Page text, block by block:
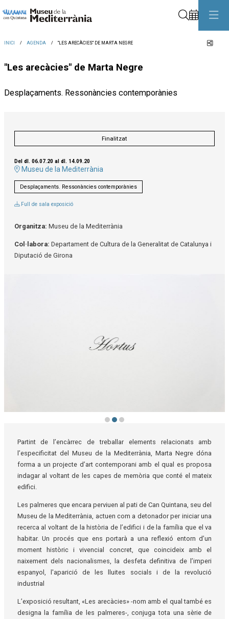
INICI AGENDA "LES ARECÀCIES" DE MARTA NEGRE
"Les arecàcies" de Marta Negre
Desplaçaments. Ressonàncies contemporànies
Finalitzat
Del dl. 06.07.20 al dl. 14.09.20
Museu de la Mediterrània
Desplaçaments. Ressonàncies contemporànies
Full de sala exposició
Organitza: Museu de la Mediterrània
Col·labora: Departament de Cultura de la Generalitat de Catalunya i
Diputació de Girona
Partint de l’encàrrec de treballar elements relacionats amb
l’especificitat del Museu de la Mediterrània, Marta Negre dóna
forma a un projecte d’art contemporani amb el qual es proposa
indagar al voltant de les capes de memòria que conté el mateix
edifici.
Les palmeres que encara perviuen al pati de Can Quintana, seu del
Museu de la Mediterrània, actuen com a detonador per iniciar una
recerca al voltant de la història de l’edifici i de la família que el va
habitar. Un procés que ens portarà a una reflexió entorn d’un
moment històric i vivencial concret, que coincideix amb el
naixement dels nacionalismes, la desfeta definitiva de l’imperi
espanyol, l'aparició de les lluites socials i de la revolució
industrial
L’exposició resultant, «Les arecàcies» -nom amb el qual també es
designa la família de les palmeres-, conjuga tota una sèrie de